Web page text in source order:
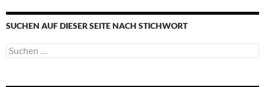
SUCHEN AUF DIESER SEITE NACH STICHWORT
Suche
nach: